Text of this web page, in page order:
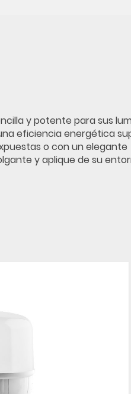
y potente para sus
eficiencia energética
o con un elegante
y aplique de su